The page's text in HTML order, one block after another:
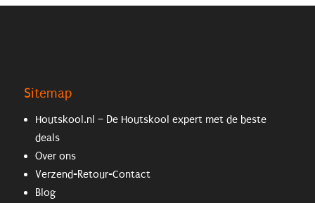
Sitemap
Houtskool.nl – De Houtskool expert met de beste
deals
Over ons
Verzend-Retour-Contact
Blog